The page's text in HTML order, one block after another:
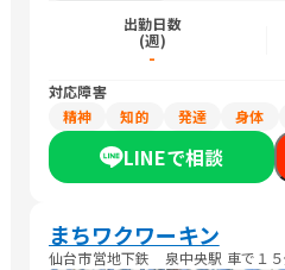
出勤日数
(週)
-
対応障害
精神
知的 発達 身体
LINEで相談
まちワクワーキン
仙台市営地下鉄 泉中央駅 車で１